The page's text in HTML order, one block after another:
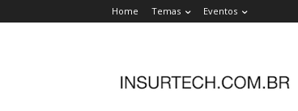
Home Temas Eventos